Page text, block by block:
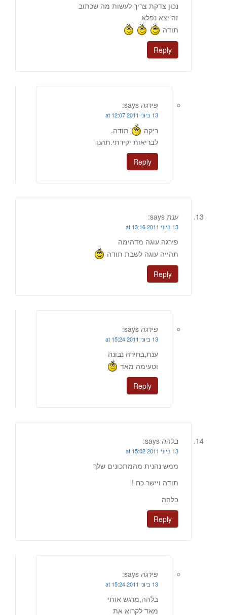
נכון צדקת צריך לעשות מה שכתוב
זה יצא נפלא
תודה
Reply
פירגה says:
13 ביוני 2011 at 12:07
ריקה
תודה.
לבריאות יקירתי.תהנו
Reply
ענת says:
13 ביוני 2011 at 13:16
פירגה עוגה מדהימה
תהייה עוגה לשבת תודה
Reply
פירגה says:
13 ביוני 2011 at 15:24
ענת,בחירה נבונה
וטעימה מאד
Reply
בלהה says:
13 ביוני 2011 at 15:02
ממש נהנית מהמתכונים שלך
תודה ויישר כח !
בלהה
Reply
פירגה says:
13 ביוני 2011 at 15:24
בלהה,מרגש אותי
מאד לקרוא את